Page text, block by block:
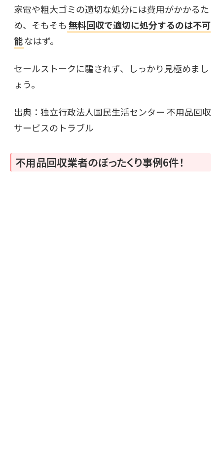
家電や粗大ゴミの適切な処分には費用がかかるた
め、そもそも無料回収で適切に処分するのは不可
能なはず。
セールストークに騙されず、しっかり見極めまし
ょう。
出典： 独立行政法人国民生活センター 不用品回収
サービスのトラブル
不用品回収業者のぼったくり事例6件！